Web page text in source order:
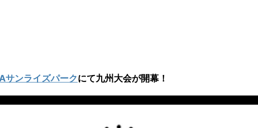
サンライズパークにて九州大会が開幕！